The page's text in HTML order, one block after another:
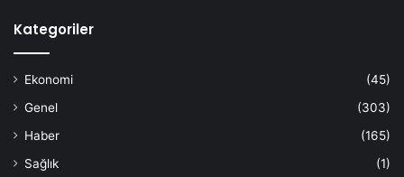
Kategoriler
Ekonomi
(45)
Genel
(303)
Haber
(165)
Sağlık
(1)